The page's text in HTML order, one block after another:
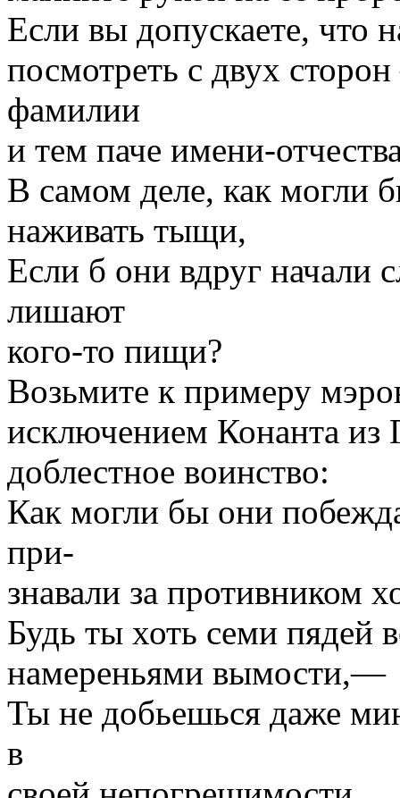
Если вы допускаете,
посмотреть с двух
фамилии
и тем паче имени-
В самом деле, как могли
наживать тыщи,
Если б они вдруг начали
лишают
кого-то пищи?
Возьмите к примеру
исключением Конанта из
доблестное воинство:
Как могли бы они
при-
знавали за противником
Будь ты хоть семи пядей
намереньями вымости,—
Ты не добьешься даже
в